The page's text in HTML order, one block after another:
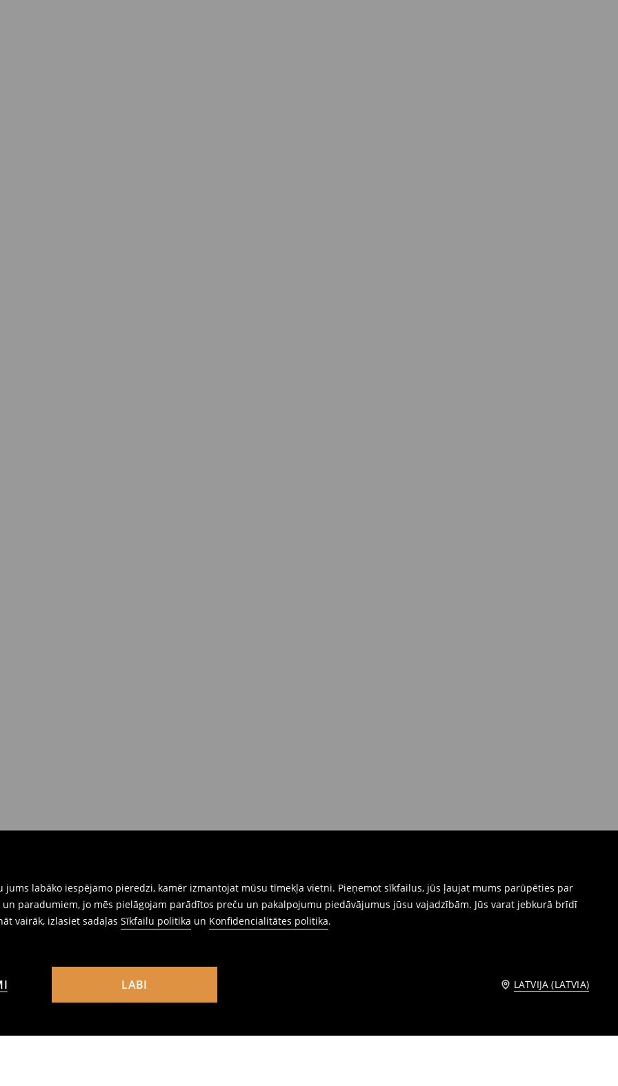
labāko iespējamo pieredzi, kamēr izmantojat mūsu tīmekļa vietni. Pieņemot sīkfailus, jūs ļaujat mums parūpēties par
paradumiem, jo mēs pielāgojam parādītos preču un pakalpojumu piedāvājumus jūsu vajadzībām. Jūs varat jebkurā brīdī
vairāk, izlasiet sadaļas Sīkfailu politika un Konfidencialitātes politika.
LABI LATVIJA (LATVIA)